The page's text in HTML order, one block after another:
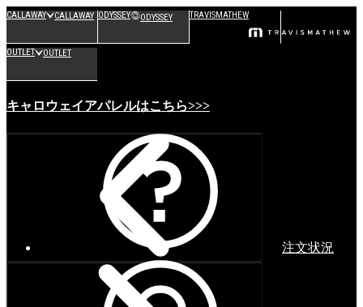
CALLAWAY CALLAWAY ODYSSEY ODYSSEY TRAVISMATHEW
OUTLET OUTLET
キャロウェイアパレルはこちら>>>
注文状況